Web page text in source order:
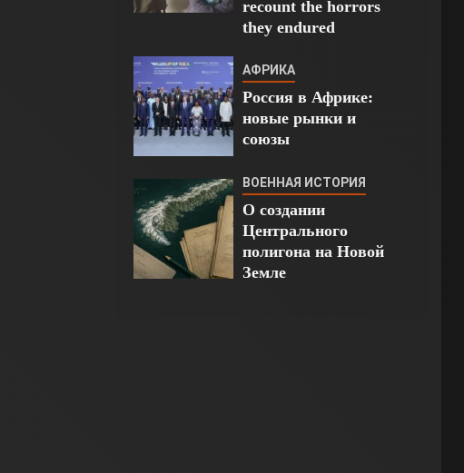
recount the horrors
they endured
АФРИКА
Россия в Африке:
новые рынки и
союзы
ВОЕННАЯ ИСТОРИЯ
О создании
Центрального
полигона на Новой
Земле